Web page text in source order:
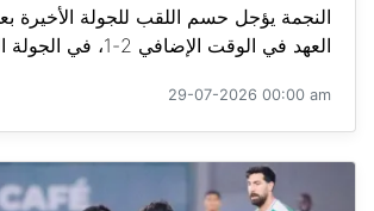
النجمة يؤجل حسم اللقب للجولة الأخيرة
العهد في الوقت الإضافي 2-1، في الجولة ال...
29-07-2026 00:00 am